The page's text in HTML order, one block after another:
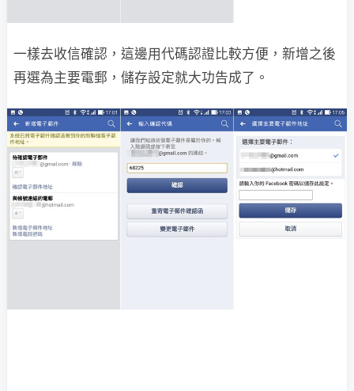
一樣去收信確認，這邊用代碼認證比較方便，新增之後
再選為主要電郵，儲存設定就大功告成了。